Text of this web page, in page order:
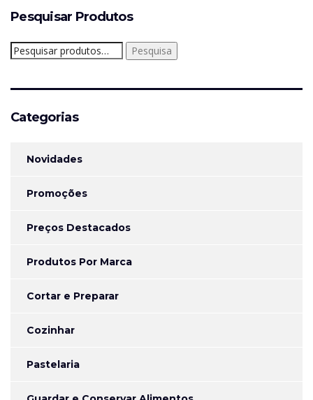
Pesquisar Produtos
Pesquisar
por:
Pesquisa
Categorias
Novidades
Promoções
Preços Destacados
Produtos Por Marca
Cortar e Preparar
Cozinhar
Pastelaria